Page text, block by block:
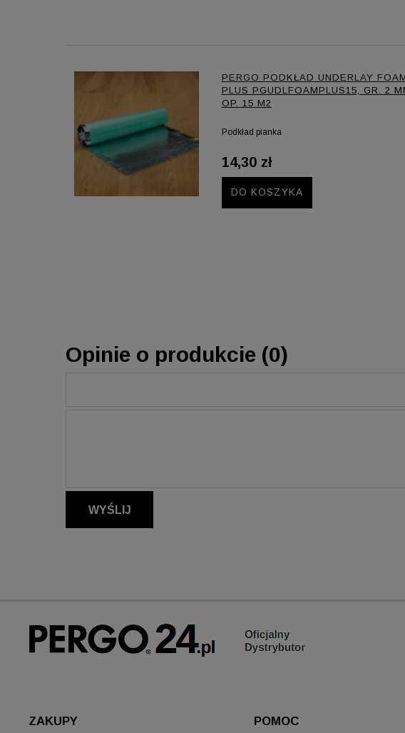
PERGO PODKŁAD UNDERLAY
PLUS PGUDLFOAMPLUS15, GR. 2
OP. 15 M2
Podkład pianka
14,30 zł
DO KOSZYKA
Opinie o produkcie (0)
WYŚLIJ
ZAKUPY POMOC